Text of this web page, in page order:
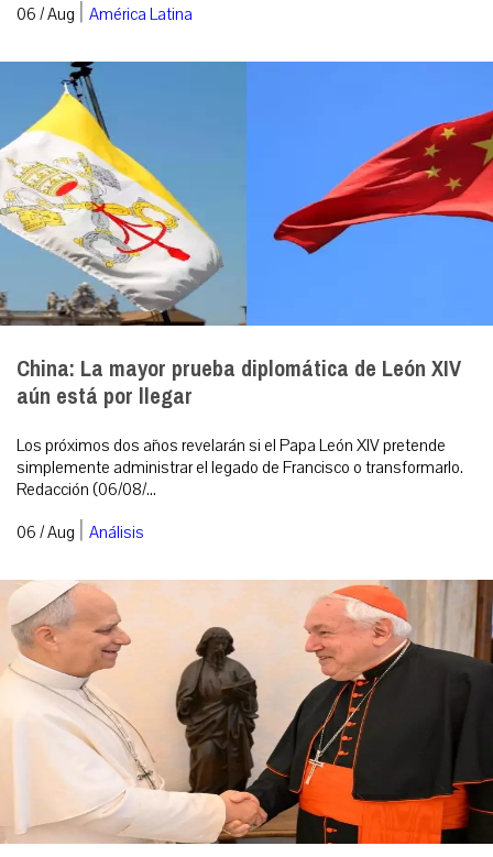
06 / Aug | América Latina
China: La mayor prueba diplomática de León XIV
aún está por llegar
Los próximos dos años revelarán si el Papa León XIV pretende
simplemente administrar el legado de Francisco o transformarlo.
Redacción (06/08/...
06 / Aug | Análisis